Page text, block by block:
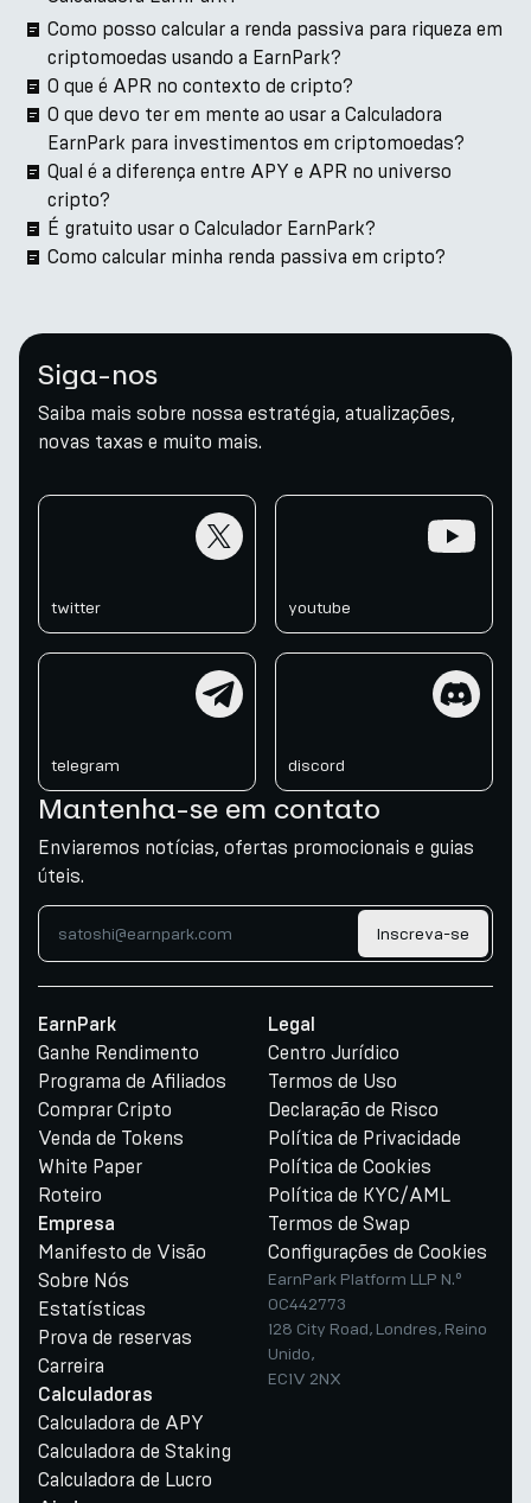
Como posso calcular a renda passiva para riqueza em
criptomoedas usando a EarnPark?
O que é APR no contexto de cripto?
O que devo ter em mente ao usar a Calculadora
EarnPark para investimentos em criptomoedas?
Qual é a diferença entre APY e APR no universo
cripto?
É gratuito usar o Calculador EarnPark?
Como calcular minha renda passiva em cripto?
Siga-nos
Saiba mais sobre nossa estratégia, atualizações,
novas taxas e muito mais.
twitter youtube
telegram discord
Mantenha-se em contato
Enviaremos notícias, ofertas promocionais e guias
úteis.
Inscreva-se
EarnPark
Ganhe Rendimento
Programa de Afiliados
Comprar Cripto
Venda de Tokens
White Paper
Roteiro
Empresa
Manifesto de Visão
Sobre Nós
Estatísticas
Prova de reservas
Carreira
Calculadoras
Calculadora de APY
Calculadora de Staking
Calculadora de Lucro
Legal
Centro Jurídico
Termos de Uso
Declaração de Risco
Política de Privacidade
Política de Cookies
Política de KYC/AML
Termos de Swap
Configurações de Cookies
EarnPark Platform LLP N.º
OC442773
128 City Road, Londres, Reino
Unido,
EC1V 2NX